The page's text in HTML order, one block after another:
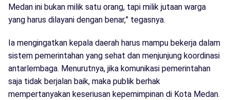
Medan ini bukan milik satu orang, tapi milik jutaan warga
yang harus dilayani dengan benar,” tegasnya.
Ia mengingatkan kepala daerah harus mampu bekerja dalam
sistem pemerintahan yang sehat dan menjunjung koordinasi
antarlembaga. Menurutnya, jika komunikasi pemerintahan
saja tidak berjalan baik, maka publik berhak
mempertanyakan keseriusan kepemimpinan di Kota Medan.